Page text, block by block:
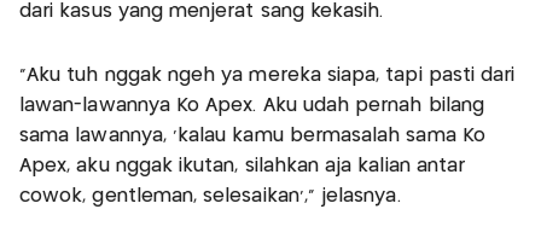
dari kasus yang menjerat sang kekasih.
"Aku tuh nggak ngeh ya mereka siapa, tapi pasti dari
lawan-lawannya Ko Apex. Aku udah pernah bilang
sama lawannya, 'kalau kamu bermasalah sama Ko
Apex, aku nggak ikutan, silahkan aja kalian antar
cowok, gentleman, selesaikan'," jelasnya.